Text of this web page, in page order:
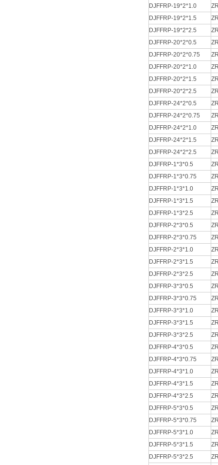
DJFFRP-19*2*1.0
DJFFRP-19*2*1.5
DJFFRP-19*2*2.5
DJFFRP-20*2*0.5
DJFFRP-20*2*0.75
DJFFRP-20*2*1.0
DJFFRP-20*2*1.5
DJFFRP-20*2*2.5
DJFFRP-24*2*0.5
DJFFRP-24*2*0.75
DJFFRP-24*2*1.0
DJFFRP-24*2*1.5
DJFFRP-24*2*2.5
DJFFRP-1*3*0.5
DJFFRP-1*3*0.75
DJFFRP-1*3*1.0
DJFFRP-1*3*1.5
DJFFRP-1*3*2.5
DJFFRP-2*3*0.5
DJFFRP-2*3*0.75
DJFFRP-2*3*1.0
DJFFRP-2*3*1.5
DJFFRP-2*3*2.5
DJFFRP-3*3*0.5
DJFFRP-3*3*0.75
DJFFRP-3*3*1.0
DJFFRP-3*3*1.5
DJFFRP-3*3*2.5
DJFFRP-4*3*0.5
DJFFRP-4*3*0.75
DJFFRP-4*3*1.0
DJFFRP-4*3*1.5
DJFFRP-4*3*2.5
DJFFRP-5*3*0.5
DJFFRP-5*3*0.75
DJFFRP-5*3*1.0
DJFFRP-5*3*1.5
DJFFRP-5*3*2.5